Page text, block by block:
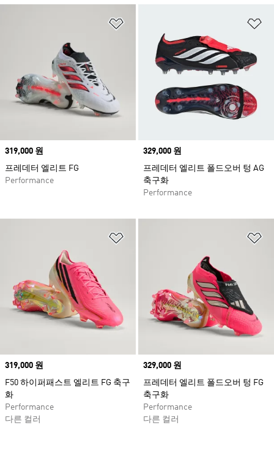
Price
319,000 원
프레데터 엘리트 FG
Performance
Price
329,000 원
프레데터 엘리트 폴드오버 텅 AG
축구화
Performance
Price
319,000 원
F50 하이퍼패스트 엘리트 FG 축구
화
Performance
다른 컬러
Price
329,000 원
프레데터 엘리트 폴드오버 텅 FG
축구화
Performance
다른 컬러